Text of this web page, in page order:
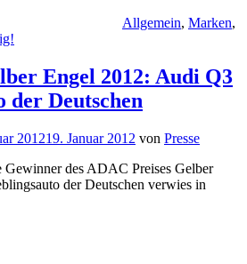
Allgemein, Marken,
Engel 2012: Audi Q3
der Deutschen
201219. Januar 2012 von Presse
des ADAC Preises Gelber
der Deutschen verwies in